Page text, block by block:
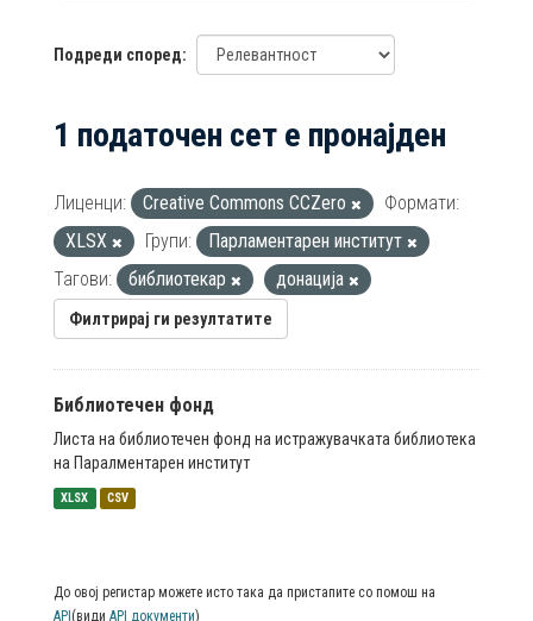
Подреди според
1 податочен сет е пронајден
Лиценци: Creative Commons CCZero
Формати:
XLSX
Групи:
Парламентарен институт
Тагови:
библиотекар донација
Филтрирај ги резултатите
Библиотечен фонд
Листа на библиотечен фонд на истражувачката библиотека
на Паралментарен институт
XLSX CSV
До овој регистар можете исто така да пристапите со помош на
API (види API документи)